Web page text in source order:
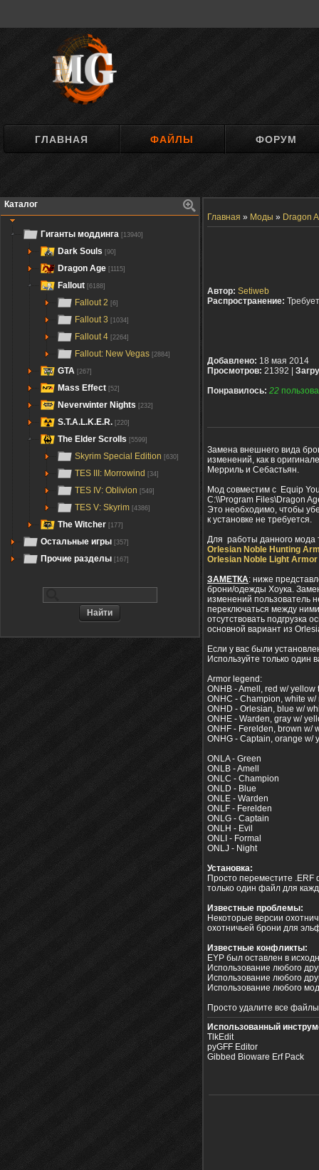
ГЛАВНАЯ ФАЙЛЫ ФОРУМ
Каталог
Гиганты моддинга [13940]
Dark Souls [90]
Dragon Age [1115]
Fallout [6188]
Fallout 2 [6]
Fallout 3 [1034]
Fallout 4 [2264]
Fallout: New Vegas [2884]
GTA [267]
Mass Effect [52]
Neverwinter Nights [232]
S.T.A.L.K.E.R. [220]
The Elder Scrolls [5599]
Skyrim Special Edition [630]
TES III: Morrowind [34]
TES IV: Oblivion [549]
TES V: Skyrim [4386]
The Witcher [177]
Остальные игры [357]
Прочие разделы [167]
Главная » Моды » Dragon
Автор: Setiweb
Распространение:
Добавлено: 18 мая 2014
Просмотров: 21392 |
Понравилось: 22
Замена внешнего вида
изменений, как в
Мерриль и Себастьян.
Мод совместим с Equip
C:\\Program Files\Dragon
Это необходимо, чтобы
к установке не требуется.
Для работы данного мода
Orlesian Noble Hunting
Orlesian Noble Light Armor
ЗАМЕТКА: ниже
брони/одежды Хоука.
изменений пользователь
переключаться между
отсутствовать подгрузка
основной вариант из
Если у вас были
Используйте только один
Armor legend:
ONHB - Amell, red w/ yellow
ONHC - Champion, white w/
ONHD - Orlesian, blue w/
ONHE - Warden, gray w/
ONHF - Ferelden, brown w/
ONHG - Captain, orange w/
ONLA - Green
ONLB - Amell
ONLC - Champion
ONLD - Blue
ONLE - Warden
ONLF - Ferelden
ONLG - Captain
ONLH - Evil
ONLI - Formal
ONLJ - Night
Установка:
Просто переместите .ERF
только один файл для
Известные проблемы:
Некоторые версии
охотничьей брони для
Известные конфликты:
EYP был оставлен в
Использование любого
Использование любого
Использование любого
Просто удалите все
Использованный
TlkEdit
pyGFF Editor
Gibbed Bioware Erf Pack